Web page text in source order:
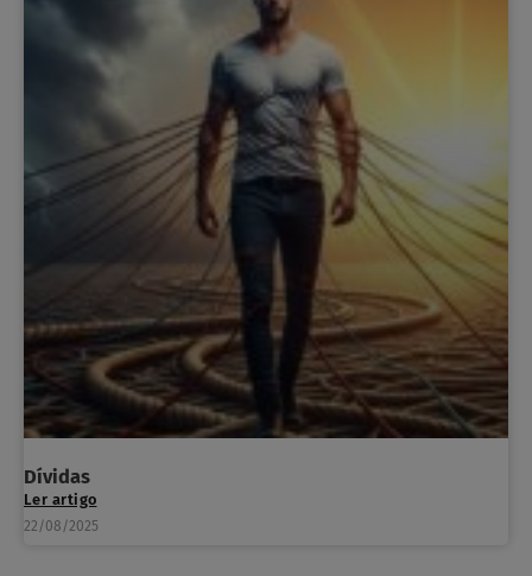
Dívidas
Ler artigo
22/08/2025